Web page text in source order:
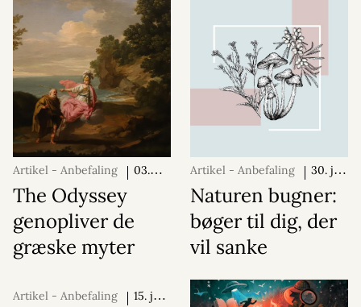
Artikel - Anbefaling
03.
august 2026
The Odyssey
genopliver de
græske myter
Artikel - Anbefaling
30. juli
2026
Naturen bugner:
bøger til dig, der
vil sanke
Artikel - Anbefaling
15. juli